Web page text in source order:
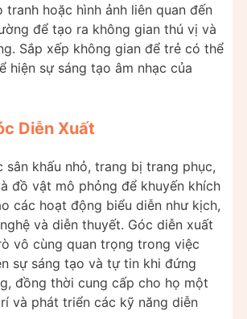
tranh hoặc hình ảnh liên quan đến
để tạo ra không gian thú vị và
Sắp xếp không gian để trẻ có thể
hiện sự sáng tạo âm nhạc của
Diễn Xuất
sân khấu nhỏ, trang bị trang phục,
đồ vật mô phỏng để khuyến khích
các hoạt động biểu diễn như kịch,
và diễn thuyết. Góc diễn xuất
vô cùng quan trọng trong việc
sự sáng tạo và tự tin khi đứng
đồng thời cung cấp cho họ một
và phát triển các kỹ năng diễn